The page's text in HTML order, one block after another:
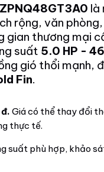
là
rộng, văn
gian thương mại
suất 5.0 HP -
gió thổi mạnh,
Fin.
Giá có thể thay đổi
thực tế.
suất phù hợp, khảo